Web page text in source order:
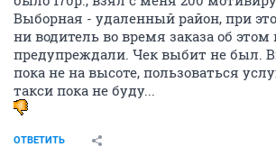
Выборная - удаленный район, при
ни водитель во время заказа об этом
предупреждали. Чек выбит не был.
пока не на высоте, пользоваться
такси пока не буду...
ОТВЕТИТЬ